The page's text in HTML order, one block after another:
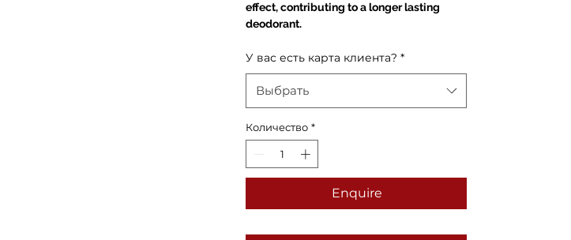
effect, contributing to a longer lasting
deodorant.
У вас есть карта клиента? *
Выбрать
Количество *
Enquire